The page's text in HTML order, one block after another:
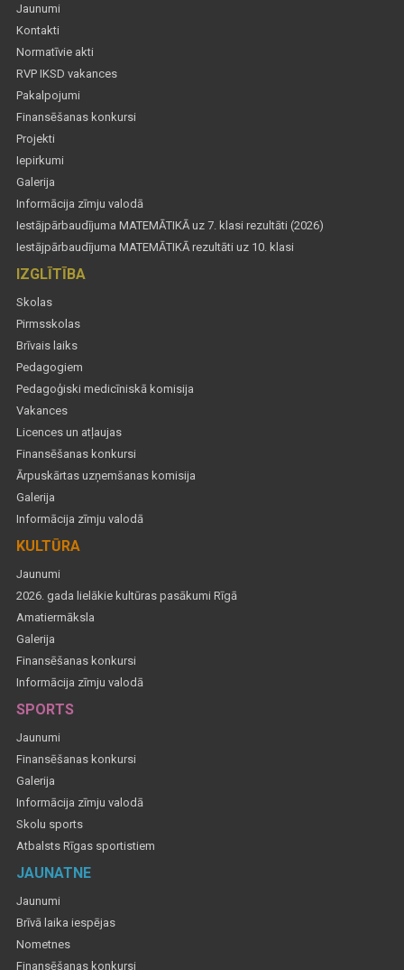
Jaunumi
Kontakti
Normatīvie akti
RVP IKSD vakances
Pakalpojumi
Finansēšanas konkursi
Projekti
Iepirkumi
Galerija
Informācija zīmju valodā
Iestājpārbaudījuma MATEMĀTIKĀ uz 7. klasi rezultāti (2026)
Iestājpārbaudījuma MATEMĀTIKĀ rezultāti uz 10. klasi
IZGLĪTĪBA
Skolas
Pirmsskolas
Brīvais laiks
Pedagogiem
Pedagoģiski medicīniskā komisija
Vakances
Licences un atļaujas
Finansēšanas konkursi
Ārpuskārtas uzņemšanas komisija
Galerija
Informācija zīmju valodā
KULTŪRA
Jaunumi
2026. gada lielākie kultūras pasākumi Rīgā
Amatiermāksla
Galerija
Finansēšanas konkursi
Informācija zīmju valodā
SPORTS
Jaunumi
Finansēšanas konkursi
Galerija
Informācija zīmju valodā
Skolu sports
Atbalsts Rīgas sportistiem
JAUNATNE
Jaunumi
Brīvā laika iespējas
Nometnes
Finansēšanas konkursi